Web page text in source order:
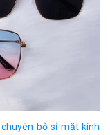
chuyên bỏ sỉ mắt kính